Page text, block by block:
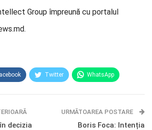
Group împreună cu portalul
Twitter WhatsApp
OK.ru
decizia
URMĂTOAREA POSTARE
Boris Foca: Intenția